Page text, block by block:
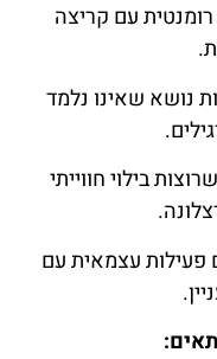
עם קריצה
נושא שאינו נלמד
בילוי חווייתי
פעילות עצמאית עם